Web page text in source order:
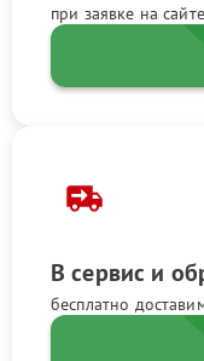
при заявке на сайте
В сервис и
бесплатно